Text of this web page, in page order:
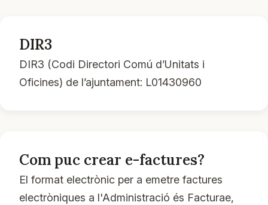
DIR3
DIR3 (Codi Directori Comú d’Unitats i
Oficines) de l’ajuntament: L01430960
Com puc crear e-factures?
El format electrònic per a emetre factures
electròniques a l'Administració és Facturae,